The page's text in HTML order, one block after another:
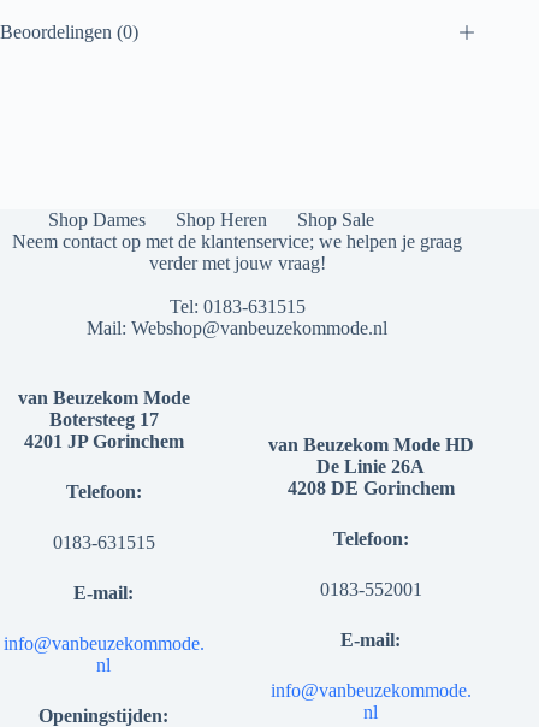
Beoordelingen (0)
Shop Dames Shop Heren
Shop Sale
Neem contact op met de klantenservice; we helpen je graag
verder met jouw vraag!
Tel: 0183-631515
Mail:Webshop@vanbeuzekommode.nl
van Beuzekom Mode
Botersteeg 17
4201 JP Gorinchem
Telefoon:
0183-631515
E-mail:
info@vanbeuzekommode.
nl
Openingstijden:
van Beuzekom Mode HD
De Linie 26A
4208 DE Gorinchem
Telefoon:
0183-552001
E-mail:
info@vanbeuzekommode.
nl